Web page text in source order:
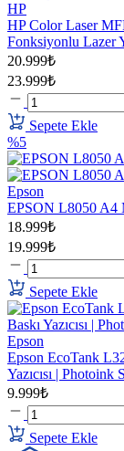
HP
HP Color Laser
Fonksiyonlu Lazer
20.999₺
23.999₺
Sepete Ekle
%5
Epson
EPSON L8050 A4
18.999₺
19.999₺
Sepete Ekle
Epson
Epson EcoTank
Yazıcısı |
9.999₺
Sepete Ekle